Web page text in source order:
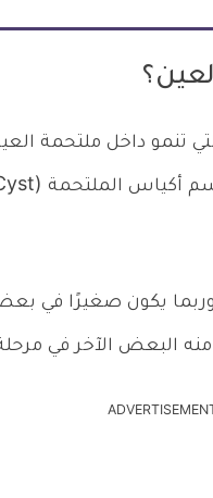
تنمو داخل ملتحمة
يكون صغيرًا في
منه البعض الآخر في
ADVERTISEMENT